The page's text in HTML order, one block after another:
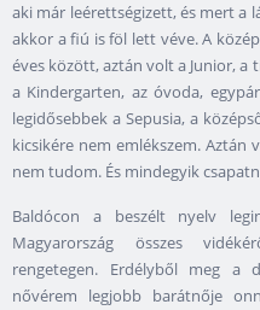
aki már leérettségizett, és mert a
akkor a fiú is föl lett véve. A
éves között, aztán volt a Junior, a
a Kindergarten, az óvoda,
legidősebbek a Sepusia, a
kicsikére nem emlékszem.
nem tudom. És mindegyik
Baldócon a beszélt nyelv
Magyarország összes
rengetegen. Erdélyből meg a
nővérem legjobb barátnője